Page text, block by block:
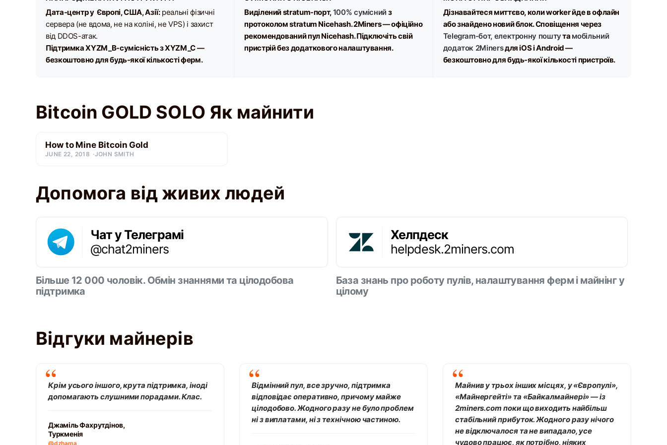
Дата-центр у Європі, США, Азії:реальні фізичні
сервера (не вдома, не на коліні, не VPS) і захист
від DDOS-атак.
Підтримка XYZM_B-сумісність з XYZM_C —
безкоштовно для будь-якої кількості ферм.
Виділений stratum-порт,100% сумісний з
протоколом stratum Nicehash. 2Miners — офіційно
рекомендований пул Nicehash. Підключіть свій
пристрій без додаткового налаштування.
Дізнавайтеся миттєво, коли worker йде в офлайн
або знайдено новий блок. Сповіщення через
Telegram-бот, електронну поштута мобільний
додаток 2Minersдля iOS і Android —
безкоштовно для будь-якої кількості пристроїв.
Bitcoin GOLD SOLO Як майнити
How to Mine Bitcoin Gold
JUNE 22, 2018 JOHN SMITH
Допомога від живих людей
Чат у Телеграмі
@chat2miners
Більше 12 000 чоловік. Обмін знаннями та цілодобова
підтримка
Хелпдеск
helpdesk.2miners.com
База знань про роботу пулів, налаштування ферм і майнінг у
цілому
Відгуки майнерів
Крім усього іншого, крута підтримка, іноді
допомагають слушними порадами. Клас.
Джаміль Фахрутдінов,
Туркменія
@dzhama
Відмінний пул, все зручно, підтримка
відповідає оперативно, причому майже
цілодобово. Жодного разу не було проблем
ні з виплатами, ні з технічною частиною.
Майнив у трьох інших місцях, у «Європулі»,
«Майнергейті» та «Байкалмайнері» — із
2miners.com поки що виходить найбільш
стабільний прибуток. Жодного разу нічого
не відключалося та не випадало, усе
чудово працює, як потрібно, ніяких